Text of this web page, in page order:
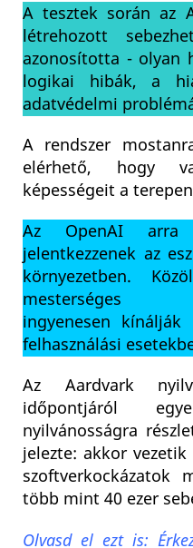
A tesztek során az
létrehozott
azonosította -
logikai hibák, a
adatvédelmi
A rendszer
elérhető, hogy
képességeit a
Az OpenAI
jelentkezzenek az
környezetben.
mesterséges
ingyenesen
felhasználási
Az Aardvark
időpontjáról
nyilvánosságra
jelezte: akkor
szoftverkockázatok
több mint 40 ezer
Olvasd el ezt is: